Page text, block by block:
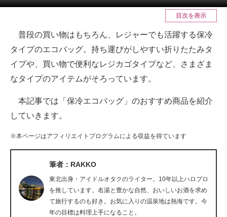
メディア
ITの今と未来を見通す
スマホと通信の最新トレンド
ビジネスと働き方のヒント
企業ITのトレンドを詳説
経営リーダーのコミュニティ
目次を表示
普段の買い物はもちろん、レジャーでも活躍する保冷
タイプのエコバッグ。持ち運びがしやすい折りたたみタ
イプや、買い物で便利なレジカゴタイプなど、さまざま
なタイプのアイテムがそろっています。
本記事では「保冷エコバッグ」のおすすめ商品を紹介
していきます。
※本ページはアフィリエイトプログラムによる収益を得ています
筆者：RAKKO
東北出身・アイドルオタクのライター。10年以上ハロプロ
を推しています。名湯と豊かな自然、おいしいお酒を求め
て旅行するのも好き。お気に入りの温泉地は熱海です。今
年の目標は料理上手になること。